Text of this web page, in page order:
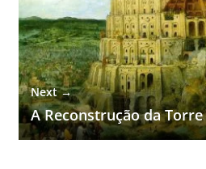
Next →
A Reconstrução da